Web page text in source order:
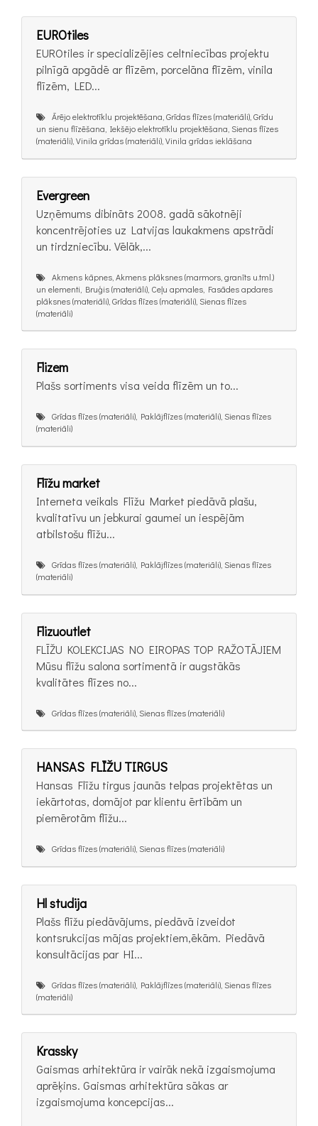
EUROtiles
EUROtiles ir specializējies celtniecības projektu
pilnīgā apgādē ar flīzēm, porcelāna flīzēm, vinila
flīzēm, LED...
Ārējo elektrotīklu projektēšana, Grīdas flīzes (materiāli), Grīdu
un sienu flīzēšana, Iekšējo elektrotīklu projektēšana, Sienas flīzes
(materiāli), Vinila grīdas (materiāli), Vinila grīdas ieklāšana
Evergreen
Uzņēmums dibināts 2008. gadā sākotnēji
koncentrējoties uz Latvijas laukakmens apstrādi
un tirdzniecību. Vēlāk,...
Akmens kāpnes, Akmens plāksnes (marmors, granīts u.tml.)
un elementi, Bruģis (materiāli), Ceļu apmales, Fasādes apdares
plāksnes (materiāli), Grīdas flīzes (materiāli), Sienas flīzes
(materiāli)
Flizem
Plašs sortiments visa veida flīzēm un to...
Grīdas flīzes (materiāli), Paklājflīzes (materiāli), Sienas flīzes
(materiāli)
Flīžu market
Interneta veikals Flīžu Market piedāvā plašu,
kvalitatīvu un jebkurai gaumei un iespējām
atbilstošu flīžu...
Grīdas flīzes (materiāli), Paklājflīzes (materiāli), Sienas flīzes
(materiāli)
Flizuoutlet
FLĪŽU KOLEKCIJAS NO EIROPAS TOP RAŽOTĀJIEM
Mūsu flīžu salona sortimentā ir augstākās
kvalitātes flīzes no...
Grīdas flīzes (materiāli), Sienas flīzes (materiāli)
HANSAS FLĪŽU TIRGUS
Hansas Flīžu tirgus jaunās telpas projektētas un
iekārtotas, domājot par klientu ērtībām un
piemērotām flīžu...
Grīdas flīzes (materiāli), Sienas flīzes (materiāli)
Hl studija
Plašs flīžu piedāvājums, piedāvā izveidot
kontsrukcijas mājas projektiem,ēkām. Piedāvā
konsultācijas par HI...
Grīdas flīzes (materiāli), Paklājflīzes (materiāli), Sienas flīzes
(materiāli)
Krassky
Gaismas arhitektūra ir vairāk nekā izgaismojuma
aprēķins. Gaismas arhitektūra sākas ar
izgaismojuma koncepcijas...